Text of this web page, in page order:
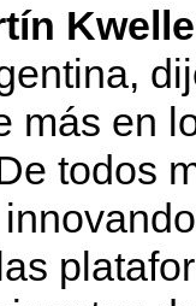
más en
todos